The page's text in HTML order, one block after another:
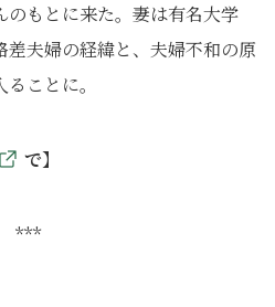
のもとに来た。妻は有名大学
夫婦の経緯と、夫婦不和の原
ことに。
で】
***